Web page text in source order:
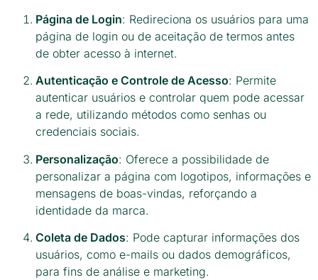
Página de Login: Redireciona os usuários para uma
página de login ou de aceitação de termos antes
de obter acesso à internet.
Autenticação e Controle de Acesso: Permite
autenticar usuários e controlar quem pode acessar
a rede, utilizando métodos como senhas ou
credenciais sociais.
Personalização: Oferece a possibilidade de
personalizar a página com logotipos, informações e
mensagens de boas-vindas, reforçando a
identidade da marca.
Coleta de Dados: Pode capturar informações dos
usuários, como e-mails ou dados demográficos,
para fins de análise e marketing.